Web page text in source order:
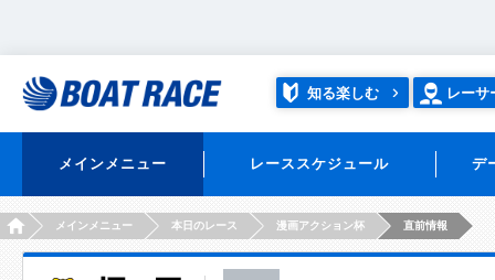
知る楽しむ レーサ
メインメニュー レーススケジュール デ
HOMEメインメニュー 本日のレース 漫画アクション杯 直前情報